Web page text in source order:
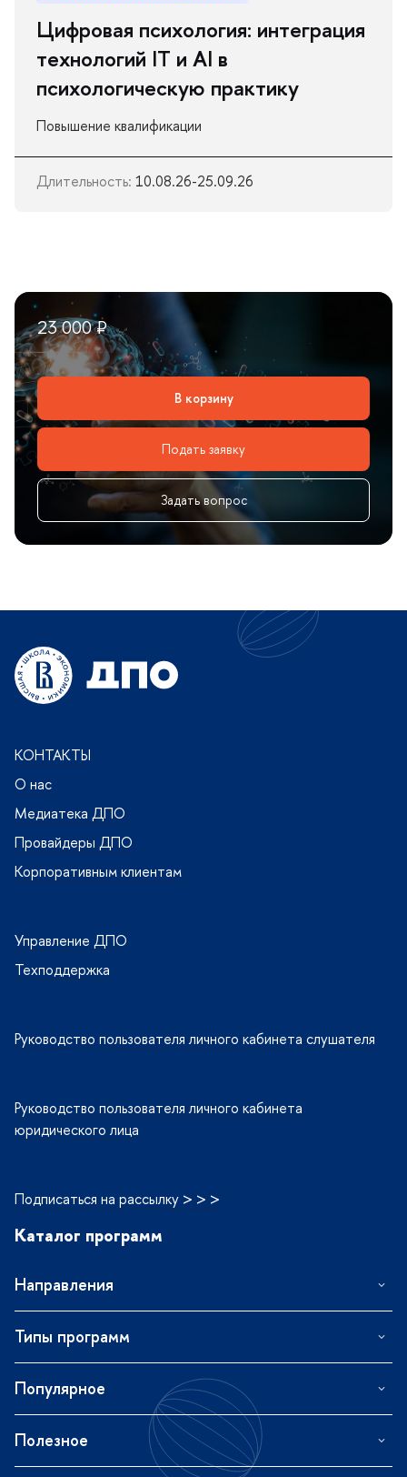
Цифровая психология: интеграция
технологий IT и AI
психологическую практику
Повышение квалификации
Длительность: 10.08.26-25.09.26
23 000 ₽
корзину
Подать заявку
Задать вопрос
КОНТАКТЫ
О нас
Медиатека ДПО
Провайдеры ДПО
Корпоративным клиентам
Управление ДПО
Техподдержка
Руководство пользователя личного кабинета слушателя
Руководство пользователя личного кабинета
юридического лица
Подписаться на рассылку > > >
Каталог программ
Направления
Типы программ
Популярное
Полезное